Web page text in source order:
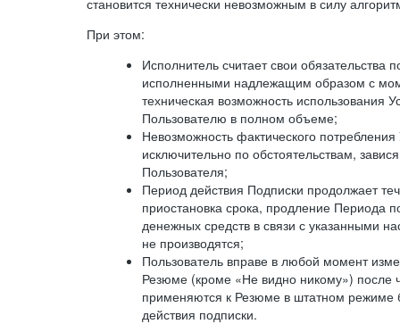
становится технически невозможным в силу
При этом:
Исполнитель считает свои обязательства
исполненными надлежащим образом с
техническая возможность использования
Пользователю в полном объеме;
Невозможность фактического потребления
исключительно по обстоятельствам,
Пользователя;
Период действия Подписки продолжает
приостановка срока, продление Периода
денежных средств в связи с указанными
не производятся;
Пользователь вправе в любой момент
Резюме (кроме «Не видно никому») после
применяются к Резюме в штатном режиме
действия подписки.